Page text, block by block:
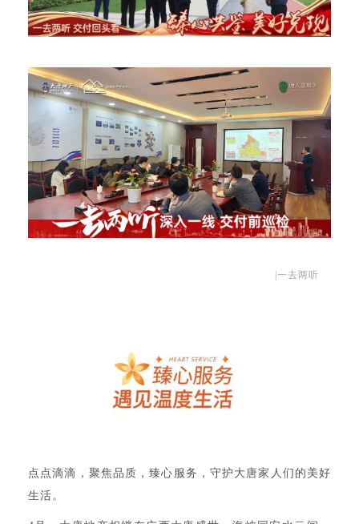
|一去两听
点点滴滴，聚焦品质，臻心服务，守护大唐家人们的美好
生活。